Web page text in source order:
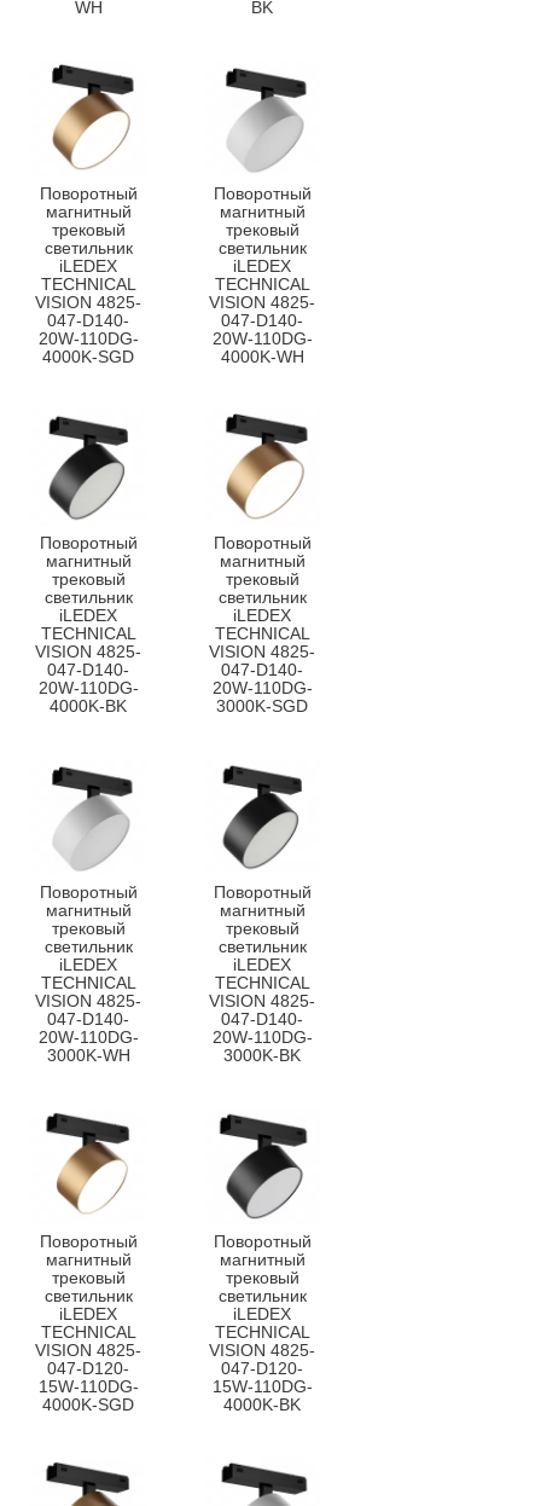
WH BK
Поворотный
магнитный
трековый
светильник
iLEDEX
TECHNICAL
VISION 4825-
047-D140-
20W-110DG-
4000K-SGD
Поворотный
магнитный
трековый
светильник
iLEDEX
TECHNICAL
VISION 4825-
047-D140-
20W-110DG-
4000K-WH
Поворотный
магнитный
трековый
светильник
iLEDEX
TECHNICAL
VISION 4825-
047-D140-
20W-110DG-
4000K-BK
Поворотный
магнитный
трековый
светильник
iLEDEX
TECHNICAL
VISION 4825-
047-D140-
20W-110DG-
3000K-SGD
Поворотный
магнитный
трековый
светильник
iLEDEX
TECHNICAL
VISION 4825-
047-D140-
20W-110DG-
3000K-WH
Поворотный
магнитный
трековый
светильник
iLEDEX
TECHNICAL
VISION 4825-
047-D140-
20W-110DG-
3000K-BK
Поворотный
магнитный
трековый
светильник
iLEDEX
TECHNICAL
VISION 4825-
047-D120-
15W-110DG-
4000K-SGD
Поворотный
магнитный
трековый
светильник
iLEDEX
TECHNICAL
VISION 4825-
047-D120-
15W-110DG-
4000K-BK